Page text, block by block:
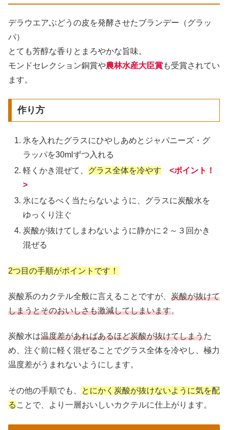
デラウエアぶどうの皮を発酵させたブランデー（グラッ
パ）
とても芳醇な香りとまろやかな旨味。
モンドセレクション銅賞や農林水産大臣賞も受賞されてい
ます。
作り方
氷を入れたグラスにひやしあめとジャパニーズ・グ
ラッパを30mlずつ入れる
軽くかき混ぜて、 グラス全体を冷やす
<ポイント！
>
氷になるべく当たらないように、グラスに炭酸水を
ゆっくり注ぐ
炭酸が抜けてしまわないように静かに２～３回かき
混ぜる
2つ目の手順がポイントです！
炭酸系のカクテル全般に言えることですが、 炭酸が抜けて
しまうとそのおいしさも激減してしまいます。
炭酸水は温度差があればあるほど炭酸が抜けてしまうた
め、注ぐ前に軽く混ぜることでグラス全体を冷やし、極力
温度差がうまれないようにします。
その他の手順でも、
とにかく炭酸が抜けないように気を配
る ことで、より一層おいしいカクテルに仕上がります。